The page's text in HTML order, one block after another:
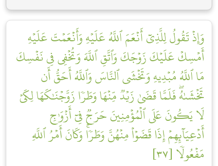
وَإِذۡ تَقُولُ لِلَّذِيٓ أَنۡعَمَ ٱللَّهُ عَلَيۡهِ وَأَنۡعَمۡتَ عَلَيۡهِ
أَمۡسِكۡ عَلَيۡكَ زَوۡجَكَ وَٱتَّقِ ٱللَّهَ وَتُخۡفِي فِي نَفۡسِكَ
مَا ٱللَّهُ مُبۡدِيهِ وَتَخۡشَى ٱلنَّاسَ وَٱللَّهُ أَحَقُّ أَن
تَخۡشَىٰهُۖ فَلَمَّا قَضَىٰ زَيۡدٞ مِّنۡهَا وَطَرٗا زَوَّجۡنَٰكَهَا لِكَيۡ
لَا يَكُونَ عَلَى ٱلۡمُؤۡمِنِينَ حَرَجٞ فِيٓ أَزۡوَٰجِ
أَدۡعِيَآئِهِمۡ إِذَا قَضَوۡاْ مِنۡهُنَّ وَطَرٗاۚ وَكَانَ أَمۡرُ ٱللَّهِ
مَفۡعُولٗا [٣٧]